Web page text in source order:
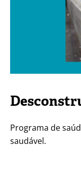
Programa de
saudável.